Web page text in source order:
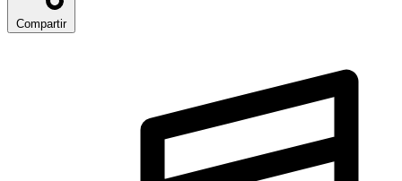
Compartir